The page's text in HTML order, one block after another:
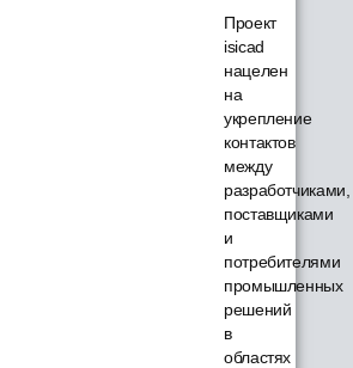
Проект
isicad
нацелен
на
укрепление
контактов
между
разработчиками,
поставщиками
и
потребителями
промышленных
решений
в
областях